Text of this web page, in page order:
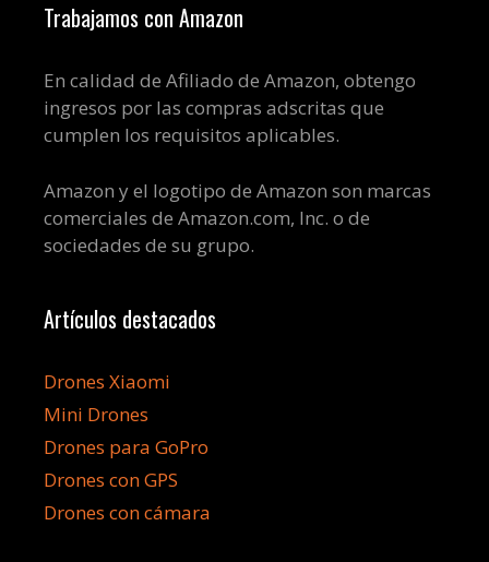
Trabajamos con Amazon
En calidad de Afiliado de Amazon, obtengo
ingresos por las compras adscritas que
cumplen los requisitos aplicables.
Amazon y el logotipo de Amazon son marcas
comerciales de Amazon.com, Inc. o de
sociedades de su grupo.
Artículos destacados
Drones Xiaomi
Mini Drones
Drones para GoPro
Drones con GPS
Drones con cámara